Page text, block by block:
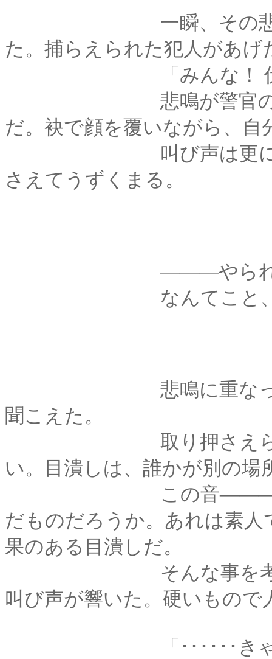
一瞬、その悲鳴が誰
た。捕らえられた犯人があ
「みんな！ 伏せ
悲鳴が警官のものと
だ。袂で顔を覆いながら、自
叫び声は更に続いた
さえてうずくまる。
―――やられ
なんてこと、目
悲鳴に重なって、か
聞こえた。
取り押さえられた「
い。目潰しは、誰かが別の場
この音―――玉子の殻
だものだろうか。あれは素
果のある目潰しだ。
そんな事を考えた刹
叫び声が響いた。硬いもの
「･･････きゃぁ